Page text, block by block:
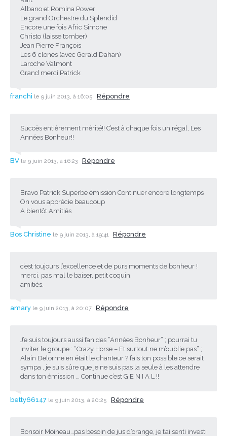
Albano et Romina Power
Le grand Orchestre du Splendid
Encore une fois Afric Simone
Christo (laisse tomber)
Jean Pierre François
Les 6 clones (avec Gerald Dahan)
Laroche Valmont
Grand merci Patrick
franchi le 9 juin 2013, à 16:05 Répondre
Succès entièrement mérité!! C’est à chaque fois un régal, Les
Années Bonheur!!
BV le 9 juin 2013, à 16:23 Répondre
Bravo Patrick Superbe émission Continuer encore longtemps
On vous apprécie beaucoup
A bientôt Amitiés
Bos Christine le 9 juin 2013, à 19:41 Répondre
c’est toujours l’excellence et de purs moments de bonheur !
merci. pas mal le baiser, petit coquin.
amitiés.
amary le 9 juin 2013, à 20:07 Répondre
J’e suis toujours aussi fan des “Années Bonheur” ; pourrai tu
inviter le groupe : “Crazy Horse – Et surtout ne m’oublie pas” ;
Alain Delorme en était le chanteur ? fais ton possible ce serait
sympa , je suis sûre que je ne suis pas la seule à les attendre
dans ton émission … Continue c’est G E N I A L !!
betty66147 le 9 juin 2013, à 20:25 Répondre
Bonsoir Moineau…pas besoin de jus d’orange, je t’ai senti investi